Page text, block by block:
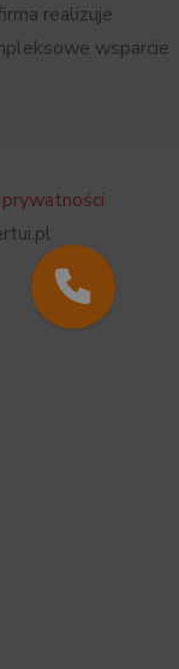
realizuje
wsparcie